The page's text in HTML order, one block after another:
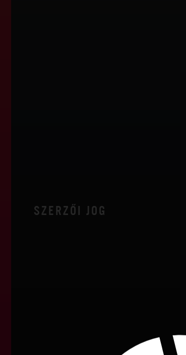
SZERZŐI JOG